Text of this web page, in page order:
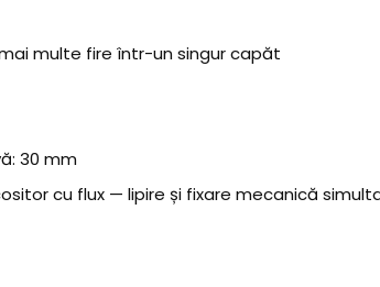
multe fire într-un singur capăt
30 mm
cu flux — lipire și fixare mecanică